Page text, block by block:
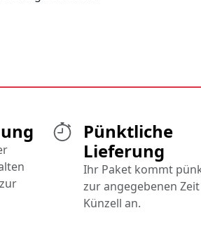
Pünktliche
Lieferung
Ihr Paket kommt
zur angegebenen
Künzell an.